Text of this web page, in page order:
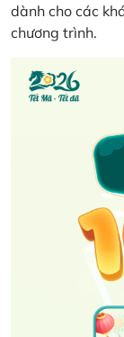
dành cho các
chương trình.